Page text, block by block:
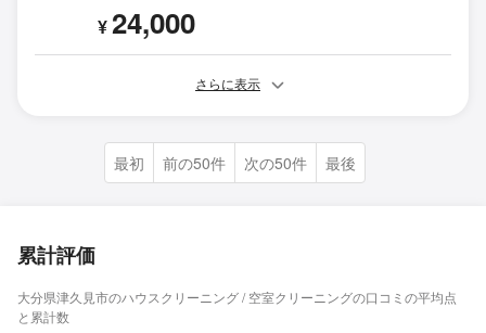
¥24,000
さらに表示
最初 前の50件 次の50件 最後
累計評価
大分県津久見市のハウスクリーニング / 空室クリーニングの口コミの平均点
と累計数